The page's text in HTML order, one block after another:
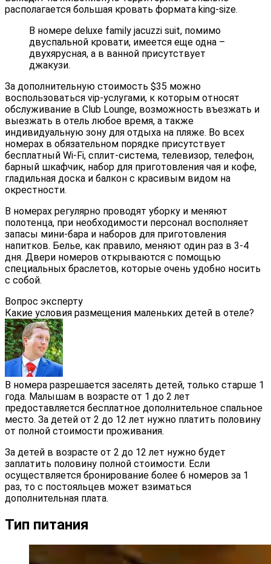
располагается большая кровать формата king-size.
В номере deluxe family jacuzzi suit, помимо
двуспальной кровати, имеется еще одна –
двухярусная, а в ванной присутствует
джакузи.
За дополнительную стоимость $35 можно
воспользоваться vip-услугами, к которым относят
обслуживание в Club Lounge, возможность въезжать и
выезжать в отель любое время, а также
индивидуальную зону для отдыха на пляже. Во всех
номерах в обязательном порядке присутствует
бесплатный Wi-Fi, сплит-система, телевизор, телефон,
барный шкафчик, набор для приготовления чая и кофе,
гладильная доска и балкон с красивым видом на
окрестности.
В номерах регулярно проводят уборку и меняют
полотенца, при необходимости персонал восполняет
запасы мини-бара и наборов для приготовления
напитков. Белье, как правило, меняют один раз в 3-4
дня. Двери номеров открываются с помощью
специальных браслетов, которые очень удобно носить
с собой.
Вопрос эксперту
Какие условия размещения маленьких детей в отеле?
В номера разрешается заселять детей, только старше 1
года. Малышам в возрасте от 1 до 2 лет
предоставляется бесплатное дополнительное спальное
место. За детей от 2 до 12 лет нужно платить половину
от полной стоимости проживания.
За детей в возрасте от 2 до 12 лет нужно будет
заплатить половину полной стоимости. Если
осуществляется бронирование более 6 номеров за 1
раз, то с постояльцев может взиматься
дополнительная плата.
Тип питания